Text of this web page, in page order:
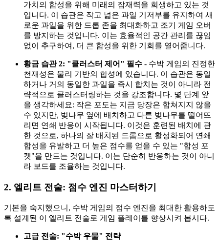
가치의 합성을 위해 미래의 잠재력을 희생하고 있는 것
입니다. 이 습관은 작고 넓은 과일 기저부를 유지하여 새
로운 과일을 위한 드롭 존을 최대화하고 조기 게임 오버
를 방지하는 것입니다. 이는 효율적인 공간 관리를 끊임
없이 추구하여, 더 큰 합성을 위한 기회를 열어줍니다.
황금 습관 2: "클러스터 제어" 필수 - 수박 게임의 진정한
천재성은 물리 기반의 합성에 있습니다. 이 습관은 동일
하거나 거의 동일한 과일을 즉시 합치는 것이 아니라 전
략적으로 클러스터링하는 것을 강조합니다. 몇 단계 앞
을 생각하세요: 작은 포도는 지금 당장은 합쳐지지 않을
수 있지만, 벚나무 옆에 배치하고 다른 벚나무를 떨어뜨
리면 연쇄 반응이 시작됩니다. 이것은 훈련된 배치에 관
한 것으로, 하나의 잘 배치된 드롭으로 활성화되어 연쇄
합성을 유발하고 더 높은 점수를 얻을 수 있는 "합성 포
켓"을 만드는 것입니다. 이는 단순히 반응하는 것이 아니
라 보드를 조율하는 것입니다.
2. 엘리트 전술: 점수 엔진 마스터하기
기본을 숙지했으니, 수박 게임의 점수 엔진을 최대한 활용하도
록 설계된 이 엘리트 전술로 게임 플레이를 향상시켜 봅시다.
고급 전술: "수박 우물" 전략